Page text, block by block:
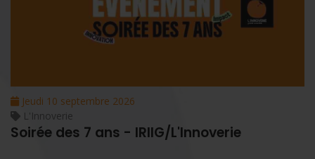
Jeudi 10 septembre 2026
L'Innoverie
Soirée des 7 ans - IRIIG/L'Innoverie